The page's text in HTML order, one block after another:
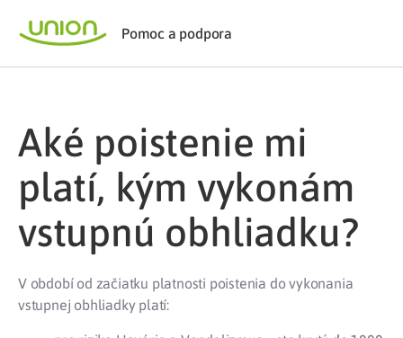
Pomoc a podpora
Aké poistenie mi
platí, kým vykonám
vstupnú obhliadku?
V období od začiatku platnosti poistenia do vykonania
vstupnej obhliadky platí: